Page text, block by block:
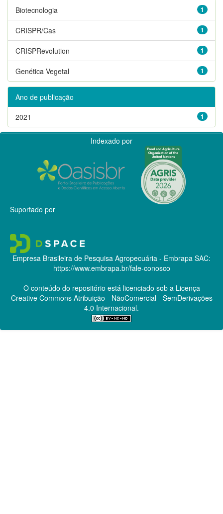
1
Biotecnologia
1
CRISPR/Cas
1
CRISPRevolution
1
Genética Vegetal
Ano de publicação
1
2021
Indexado por
Suportado por
Empresa Brasileira de Pesquisa Agropecuária - Embrapa SAC:
https://www.embrapa.br/fale-conosco
O conteúdo do repositório está licenciado sob a Licença
Creative CommonsAtribuição - NãoComercial - SemDerivações
4.0 Internacional.